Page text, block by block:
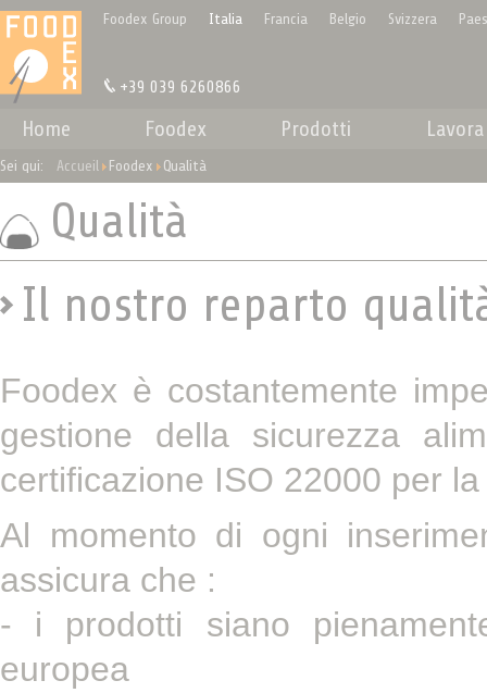
Foodex Group Italia Francia Belgio Svizzera
+39 039 6260866
Home Foodex Prodotti
Sei qui: Accueil Foodex Qualità
Qualità
Il nostro reparto
Foodex è costantemente
gestione della sicurezza
certificazione ISO 22000 per
Al momento di ogni
assicura che :
- i prodotti siano
europea
Pannello di gestione dei cookies